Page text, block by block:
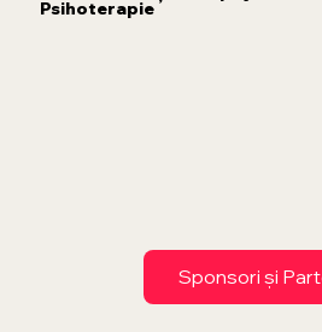
Psihoterapie
Sponsori și